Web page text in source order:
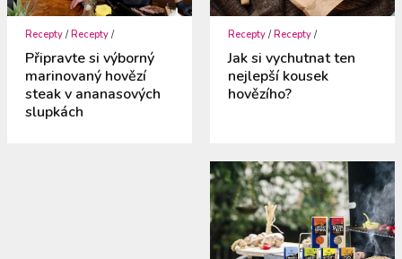
Recepty /Recepty /
Připravte si výborný
marinovaný hovězí
steak v ananasových
slupkách
Recepty /Recepty /
Jak si vychutnat ten
nejlepší kousek
hovězího?